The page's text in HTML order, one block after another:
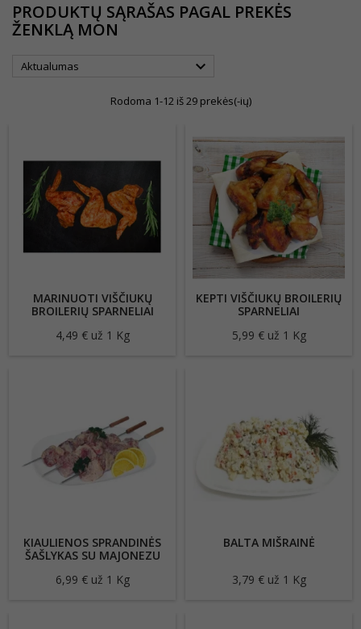
PRODUKTŲ SĄRAŠAS PAGAL PREKĖS
ŽENKLĄ MON
Aktualumas 
Rodoma 1-12 iš 29 prekės(-ių)
MARINUOTI VIŠČIUKŲ
BROILERIŲ SPARNELIAI
Kaina
4,49 € už 1 Kg
KEPTI VIŠČIUKŲ BROILERIŲ
SPARNELIAI
Kaina
5,99 € už 1 Kg
KIAULIENOS SPRANDINĖS
ŠAŠLYKAS SU MAJONEZU
Kaina
6,99 € už 1 Kg
BALTA MIŠRAINĖ
Kaina
3,79 € už 1 Kg